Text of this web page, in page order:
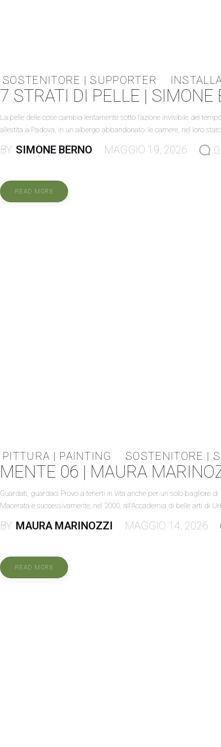
SOSTENITORE | SUPPORTER
7 STRATI DI PELLE | SIMONE
La pelle delle cose cambia lentamente sotto l’azione invisibile del
allestita a Padova, in un albergo abbandonato: le camere, nel loro
BY SIMONE BERNO MAGGIO 19, 2026 0
READ MORE
PITTURA | PAINTING SOSTENITORE |
MENTE 06 | MAURA
Guardati, guardaci Provo a tenerti in vita anche per un solo bagliore
Macerata e successivamente, nel 2000, all'Accademia di belle arti di
BY MAURA MARINOZZI MAGGIO 14, 2026
READ MORE